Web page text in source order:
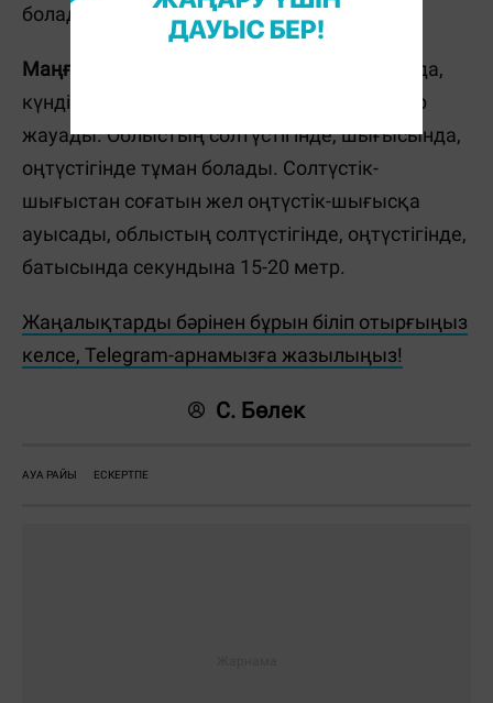
болады.
Маңғыстау облысының
оңтүстік-батысында,
күндіз оңтүстік-шығысында қатты жаңбыр
жауады. Облыстың солтүстігінде, шығысында,
оңтүстігінде тұман болады. Солтүстік-
шығыстан соғатын жел оңтүстік-шығысқа
ауысады, облыстың солтүстігінде, оңтүстігінде,
батысында секундына 15-20 метр.
Жаңалықтарды бәрінен бұрын біліп отырғыңыз
келсе, Telegram-арнамызға жазылыңыз!
С. Бөлек
АУА РАЙЫ ЕСКЕРТПЕ